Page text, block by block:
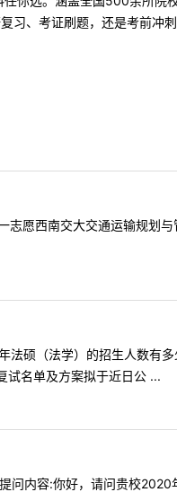
习、考证刷题，还是考前冲
愿西南交大交通运输规划
硕（法学）的招生人数有
试名单及方案拟于近日公 ...
内容:你好，请问贵校2020